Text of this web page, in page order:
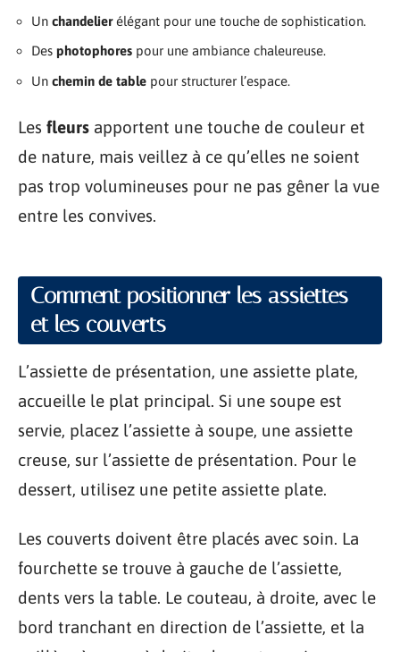
Un chandelierélégant pour une touche de sophistication.
Des photophores pour une ambiance chaleureuse.
Un chemin de table pour structurer l’espace.
Les fleurs apportent une touche de couleur et
de nature, mais veillez à ce qu’elles ne soient
pas trop volumineuses pour ne pas gêner la vue
entre les convives.
Comment positionner les assiettes
et les couverts
L’assiette de présentation, une assiette plate,
accueille le plat principal. Si une soupe est
servie, placez l’assiette à soupe, une assiette
creuse, sur l’assiette de présentation. Pour le
dessert, utilisez une petite assiette plate.
Les couverts doivent être placés avec soin. La
fourchette se trouve à gauche de l’assiette,
dents vers la table. Le couteau, à droite, avec le
bord tranchant en direction de l’assiette, et la